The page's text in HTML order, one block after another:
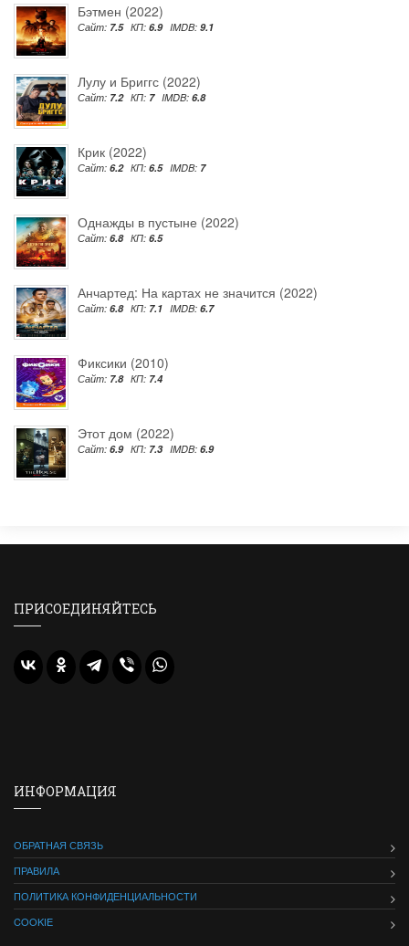
Бэтмен (2022)
Сайт: 7.5 КП: 6.9 IMDB: 9.1
Лулу и Бриггс (2022)
Сайт: 7.2 КП: 7 IMDB: 6.8
Крик (2022)
Сайт: 6.2 КП: 6.5 IMDB: 7
Однажды в пустыне (2022)
Сайт: 6.8 КП: 6.5
Анчартед: На картах не значится (2022)
Сайт: 6.8 КП: 7.1 IMDB: 6.7
Фиксики (2010)
Сайт: 7.8 КП: 7.4
Этот дом (2022)
Сайт: 6.9 КП: 7.3 IMDB: 6.9
ПРИСОЕДИНЯЙТЕСЬ
ИНФОРМАЦИЯ
ОБРАТНАЯ СВЯЗЬ
ПРАВИЛА
ПОЛИТИКА КОНФИДЕНЦИАЛЬНОСТИ
COOKIE